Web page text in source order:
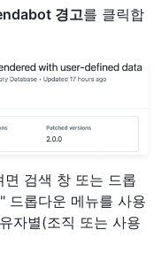
경고를 클릭합
검색 창 또는 드롭
드롭다운 메뉴를 사용
자별(조직 또는 사용